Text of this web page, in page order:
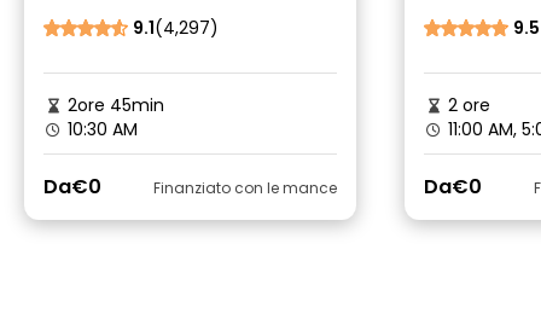
9.1(4,297)
2ore 45min
10:30 AM
Da€0 Finanziato con le mance
9.5
2 ore
11:00 AM,
Da€0